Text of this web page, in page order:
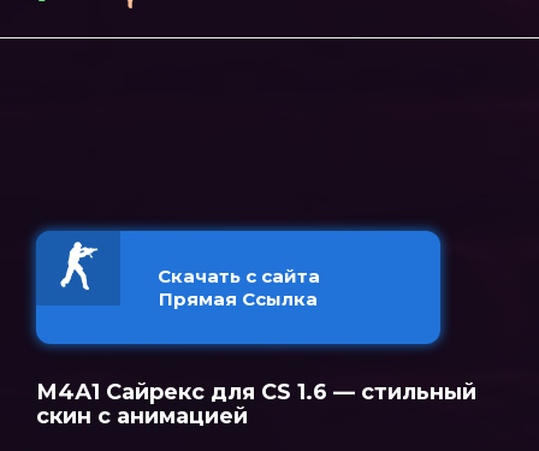
Скачать с сайта
Прямая Ссылка
М4А1 Сайрекс для CS 1.6 — стильный
скин с анимацией